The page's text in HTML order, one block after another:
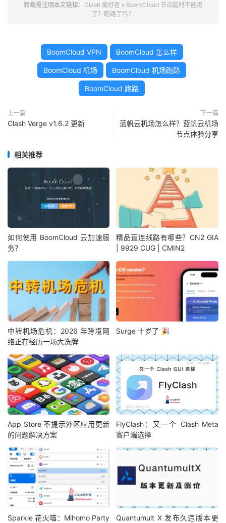
转载需注明本文链接： Clash 爱好者 » BoomCloud 节点超时不能用
了？跑路了吗？
BoomCloud VPN BoomCloud 怎么样
BoomCloud 机场 BoomCloud 机场跑路
BoomCloud 跑路
上一篇
Clash Verge v1.6.2 更新
下一篇
蓝帆云机场怎么样？蓝帆云机场
节点体验分享
相关推荐
如何使用 BoomCloud 云加速服
务？
精品直连线路有哪些？CN2 GIA
| 9929 CUG | CMIN2
中转机场危机：2026 年跨境网
络正在经历一场大洗牌
Surge 十岁了 🎉
App Store 不提示外区应用更新
的问题解决方案
FlyClash：又一个 Clash Meta
客户端选择
Sparkle 花火喵：Mihomo Party
Quantumult X 发布久违版本更